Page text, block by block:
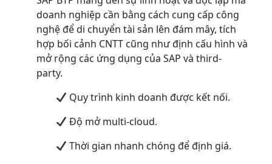
doanh nghiệp cần bằng cách cung cấp công
nghệ để di chuyển tài sản lên đám mây, tích
hợp bối cảnh CNTT cũng như định cấu hình và
mở rộng các ứng dụng của SAP và third-
party.
Quy trình kinh doanh được kết nối.
Độ mở multi-cloud.
Thời gian nhanh chóng để định giá.